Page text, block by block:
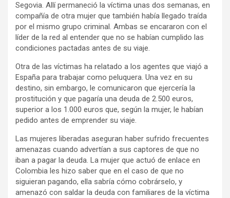
Segovia. Allí permaneció la víctima unas dos semanas, en
compañía de otra mujer que también había llegado traída
por el mismo grupo criminal. Ambas se encararon con el
líder de la red al entender que no se habían cumplido las
condiciones pactadas antes de su viaje.
Otra de las víctimas ha relatado a los agentes que viajó a
España para trabajar como peluquera. Una vez en su
destino, sin embargo, le comunicaron que ejercería la
prostitución y que pagaría una deuda de 2.500 euros,
superior a los 1.000 euros que, según la mujer, le habían
pedido antes de emprender su viaje.
Las mujeres liberadas aseguran haber sufrido frecuentes
amenazas cuando advertían a sus captores de que no
iban a pagar la deuda. La mujer que actuó de enlace en
Colombia les hizo saber que en el caso de que no
siguieran pagando, ella sabría cómo cobrárselo, y
amenazó con saldar la deuda con familiares de la víctima